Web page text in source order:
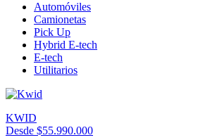
Automóviles
Camionetas
Pick Up
Hybrid E-tech
E-tech
Utilitarios
KWID
Desde $55.990.000